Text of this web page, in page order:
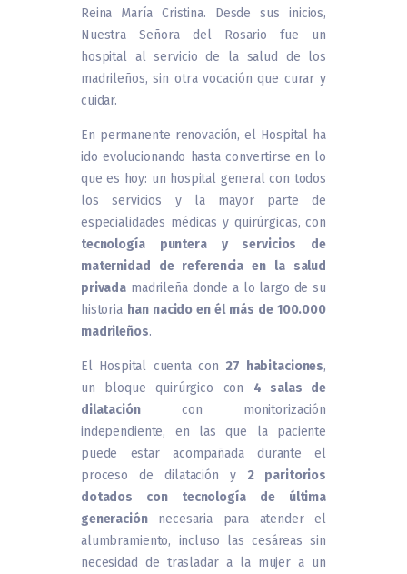
Reina María Cristina. Desde sus inicios,
Nuestra Señora del Rosario fue un
hospital al servicio de la salud de los
madrileños, sin otra vocación que curar y
cuidar.
En permanente renovación, el Hospital ha
ido evolucionando hasta convertirse en lo
que es hoy: un hospital general con todos
los servicios y la mayor parte de
especialidades médicas y quirúrgicas, con
tecnología puntera y servicios de
maternidad de referencia en la salud
privada madrileña donde a lo largo de su
historia han nacido en él más de 100.000
madrileños.
El Hospital cuenta con 27 habitaciones,
un bloque quirúrgico con 4 salas de
dilatacióncon monitorización
independiente, en las que la paciente
puede estar acompañada durante el
proceso de dilatación y 2 paritorios
dotados con tecnología de última
generaciónnecesaria para atender el
alumbramiento, incluso las cesáreas sin
necesidad de trasladar a la mujer a un